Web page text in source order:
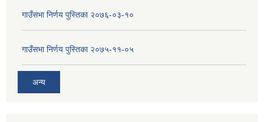
गाउँसभा निर्णय पुस्तिका २०७६-०३-१०
गाउँसभा निर्णय पुस्तिका २०७५-११-०५
अन्य